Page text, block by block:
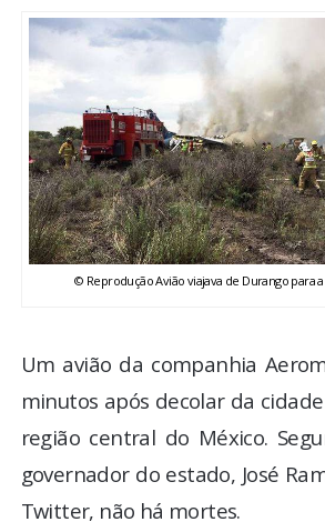
ESPORTES
ENTRETENIMENTO
ENQUETE
TV LPB
FOTOS© Reprodução Avião viajava de Durango para
Um avião da companhia
minutos após decolar da
região central do México.
governador do estado, José
Twitter, não há mortes.